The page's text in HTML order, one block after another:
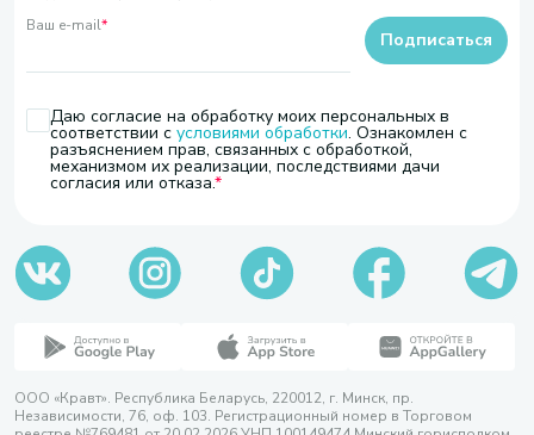
Ваш e-mail*
Даю согласие на обработку моих персональных в
соответствии с условиями обработки. Ознакомлен с
разъяснением прав, связанных с обработкой,
механизмом их реализации, последствиями дачи
согласия или отказа.
Подписаться
ООО «Кравт». Республика Беларусь, 220012, г. Минск, пр.
Независимости, 76, оф. 103. Регистрационный номер в Торговом